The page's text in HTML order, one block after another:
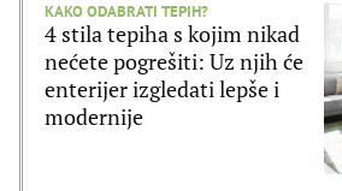
KAKO ODABRATI TEPIH?
4 stila tepiha s kojim nikad
nećete pogrešiti: Uz njih će
enterijer izgledati lepše i
modernije